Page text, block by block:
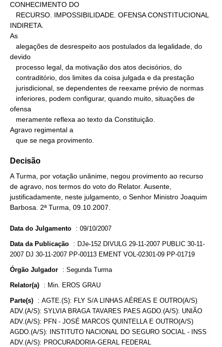
CONHECIMENTO DO
INDIRETA.
As
devido
ofensa
Agravo regimental a
   que se nega provimento.
Decisão
A Turma, por votação unânime, negou provimento ao recurso
de agravo, nos termos do voto do Relator. Ausente,
justificadamente, neste julgamento, o Senhor Ministro Joaquim
Barbosa. 2ª Turma, 09.10.2007.
Data do Julgamento : 09/10/2007
Data da Publicação : DJe-152 DIVULG 29-11-2007 PUBLIC 30-11-
2007 DJ 30-11-2007 PP-00113 EMENT VOL-02301-09 PP-01719
Órgão Julgador : Segunda Turma
Relator(a) : Min. EROS GRAU
Parte(s) : AGTE.(S): FLY S/A LINHAS AÉREAS E OUTRO(A/S)
ADV.(A/S): SYLVIA BRAGA TAVARES PAES AGDO.(A/S): UNIÃO
ADV.(A/S): PFN - JOSÉ MARCOS QUINTELLA E OUTRO(A/S)
AGDO.(A/S): INSTITUTO NACIONAL DO SEGURO SOCIAL - INSS
ADV.(A/S): PROCURADORIA-GERAL FEDERAL